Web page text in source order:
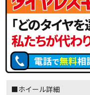
■ホイール詳細